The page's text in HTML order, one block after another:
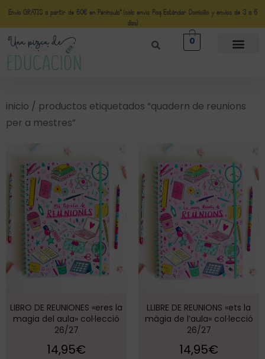
Envío GRATIS a partir de 50€ en Península* (solo envio Paq Estándar Domicilio y envíos de 3 a 5
días)
0
inicio / productos etiquetados “quadern de reunions
per a mestres”
LIBRO DE REUNIONES «eres la
magia del aula» col·lecció
26/27
14,95€
LLIBRE DE REUNIONS «ets la
màgia de l’aula» col·lecció
26/27
14,95€